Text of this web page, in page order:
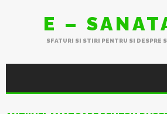
E –
SFATURI SI STIRI PENTRU SI DESPRE